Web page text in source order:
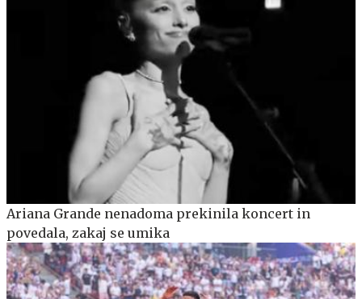
Ariana Grande nenadoma prekinila koncert in
povedala, zakaj se umika